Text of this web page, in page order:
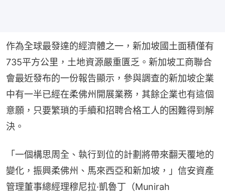
作為全球最發達的經濟體之一，新加坡國土面積僅有
735平方公里，土地資源嚴重匱乏。新加坡工商聯合
會最近發布的一份報告顯示，參與調查的新加坡企業
中有一半已經在柔佛州開展業務，其餘企業也有這個
意願，只要繁瑣的手續和招聘合格工人的困難得到解
決。
「一個構思周全、執行到位的計劃將帶來翻天覆地的
變化，振興柔佛州、馬來西亞和新加坡，」信安資產
管理董事總經理穆尼拉·凱魯丁（Munirah